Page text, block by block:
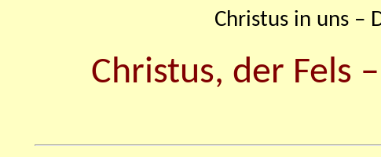
Christus in uns –
Christus, der Fels